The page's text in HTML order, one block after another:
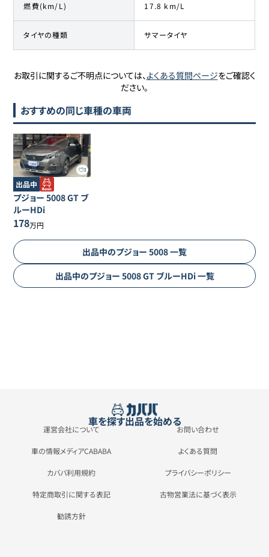
燃費(km/L) 17.8 km/L
タイヤの種類 サマータイヤ
お取引に関するご不明点については、よくある質問ページをご確認く
ださい。
おすすめの同じ車種の車両
3
出品中
プジョー 5008GT ブ
ルーHDi
178万円
出品中のプジョー 5008一覧
出品中のプジョー 5008GT ブルーHDi一覧
車を探す出品を始める
運営会社について お問い合わせ
車の情報メディアCABABA よくある質問
カババ利用規約 プライバシーポリシー
特定商取引に関する表記 古物営業法に基づく表示
勧誘方針